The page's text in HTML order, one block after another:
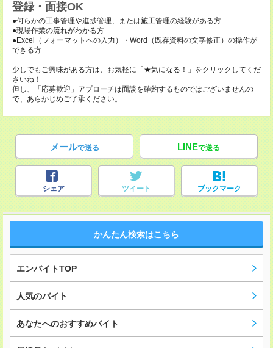
登録・面接OK
●何らかの工事管理や進捗管理、または施工管理の経験がある方
●現場作業の流れがわかる方
●Excel（フォーマットへの入力）・Word（既存資料の文字修正）の操作が
できる方
少しでもご興味がある方は、お気軽に「★気になる！」をクリックしてくだ
さいね！
但し、「応募歓迎」アプローチは面談を確約するものではございませんの
で、あらかじめご了承ください。
メールで送る LINEで送る
シェア ツイート ブックマーク
かんたん検索はこちら
エンバイトTOP
人気のバイト
あなたへのおすすめバイト